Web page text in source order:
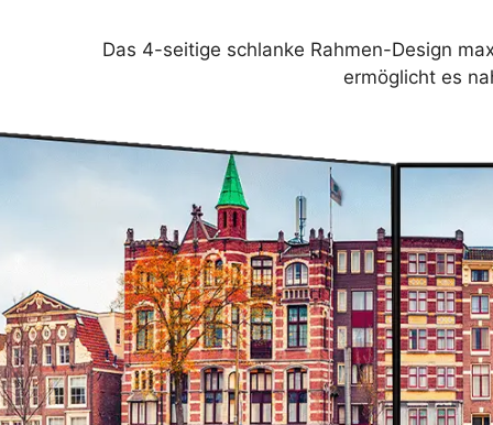
Das 4-seitige schlanke Rahmen-Design
ermöglicht es